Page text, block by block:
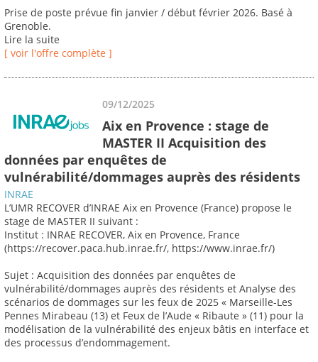
Prise de poste prévue fin janvier / début février 2026. Basé à
Grenoble.
Lire la suite
[ voir l'offre complète ]
09/12/2025
Aix en Provence : stage de
MASTER II Acquisition des
données par enquêtes de
vulnérabilité/dommages auprès des résidents
INRAE
L’UMR RECOVER d’INRAE Aix en Provence (France) propose le
stage de MASTER II suivant :
Institut : INRAE RECOVER, Aix en Provence, France
(https://recover.paca.hub.inrae.fr/, https://www.inrae.fr/)
Sujet : Acquisition des données par enquêtes de
vulnérabilité/dommages auprès des résidents et Analyse des
scénarios de dommages sur les feux de 2025 « Marseille-Les
Pennes Mirabeau (13) et Feux de l’Aude « Ribaute » (11) pour la
modélisation de la vulnérabilité des enjeux bâtis en interface et
des processus d’endommagement.